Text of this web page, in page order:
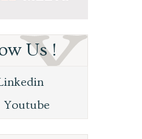
Us !
Youtube